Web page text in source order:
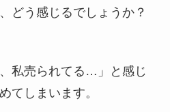
どう感じるでしょうか？
私売られてる…」と感じ
てしまいます。